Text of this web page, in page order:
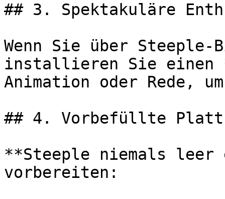
## 3. Spektakuläre
Wenn Sie über
installieren Sie einen
Animation oder Rede,
## 4. Vorbefüllte
**Steeple niemals leer
vorbereiten: